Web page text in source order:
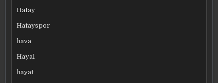
Hatay
Hatayspor
hava
Hayal
hayat